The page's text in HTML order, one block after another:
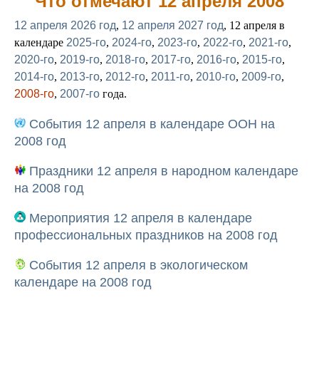
12 апреля 2026 год, 12 апреля 2027 год, 12 апреля в
календаре 2025-го, 2024-го, 2023-го, 2022-го, 2021-го,
2020-го, 2019-го, 2018-го, 2017-го, 2016-го, 2015-го,
2014-го, 2013-го, 2012-го, 2011-го, 2010-го, 2009-го,
2008-го, 2007-го года.
События 12 апреля в календаре ООН на
2008 год
Праздники 12 апреля в народном календаре
на 2008 год
Мероприятия 12 апреля в календаре
профессиональных праздников на 2008 год
События 12 апреля в экологическом
календаре на 2008 год